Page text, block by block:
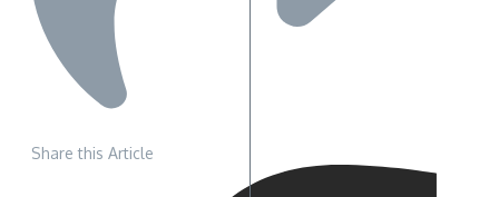
Share this Article